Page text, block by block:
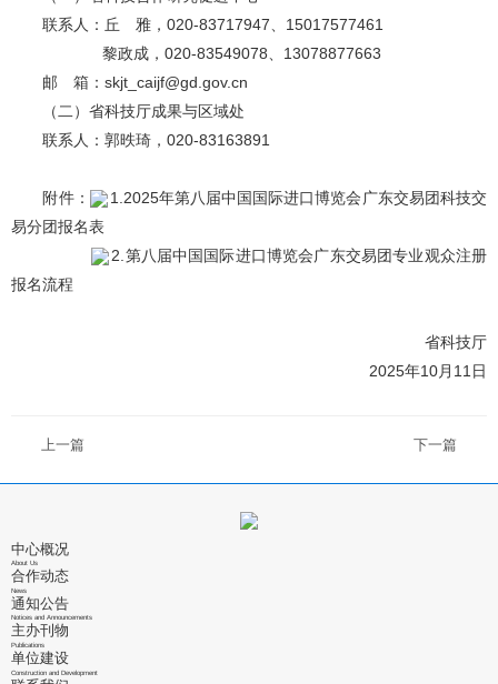
联系人：丘 雅，020-83717947、15017577461
黎政成，020-83549078、13078877663
邮 箱：skjt_caijf@gd.gov.cn
（二）省科技厅成果与区域处
联系人：郭昳琦，020-83163891
附件：
1.2025年第八届中国国际进口博览会广东交易团科技交
易分团报名表
2.第八届中国国际进口博览会广东交易团专业观众注册
报名流程
省科技厅
2025年10月11日
上一篇 下一篇
中心概况
About Us
合作动态
News
通知公告
Notices and Announcements
主办刊物
Publications
单位建设
Construction and Development